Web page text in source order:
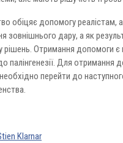
обіцяє допомогу реалістам,
зовнішнього дару, а як
рішень. Отримання допомоги
палінгенезії. Для отримання
перейти до
Klarnar